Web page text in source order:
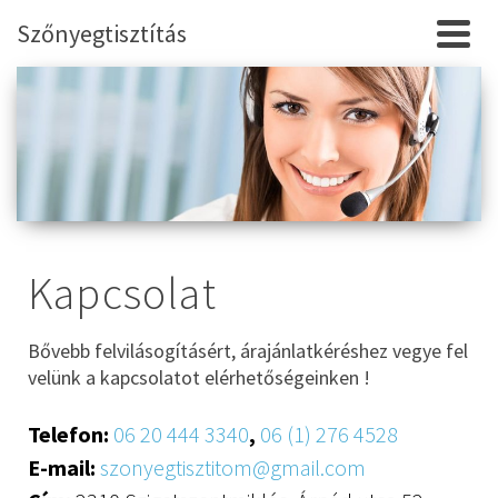
Szőnyegtisztítás
Kapcsolat
Bővebb felvilásogításért, árajánlatkéréshez vegye fel
velünk a kapcsolatot elérhetőségeinken !
Telefon: 06 20 444 3340, 06 (1) 276 4528
E-mail: szonyegtisztitom@gmail.com